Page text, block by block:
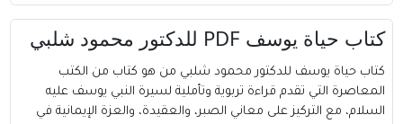
كتاب حياة يوسف PDF للدكتور محمود شلبي
كتاب حياة يوسف للدكتور محمود شلبي من هو كتاب من الكتب
المعاصرة التي تقدم قراءة تربوية وتأملية لسيرة النبي يوسف عليه
السلام، مع التركيز على معاني الصبر، والعقيدة، والعزة الإيمانية في